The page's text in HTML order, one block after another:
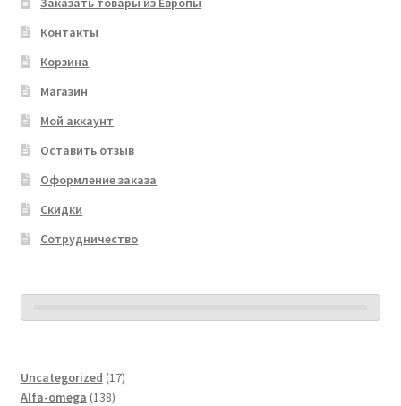
Контакты
Корзина
Магазин
Мой аккаунт
Оставить отзыв
Оформление заказа
Скидки
Сотрудничество
Uncategorized 1717
Alfa-omega 138138